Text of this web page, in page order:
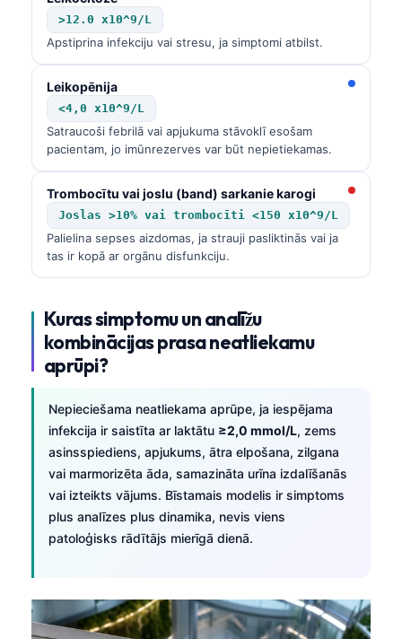
>12.0 x10^9/L
Apstiprina infekciju vai stresu, ja simptomi atbilst.
Leikopēnija
<4,0 x10^9/L
Satraucoši febrilā vai apjukuma stāvoklī esošam
pacientam, jo imūnrezerves var būt nepietiekamas.
Trombocītu vai joslu (band) sarkanie karogi
Joslas >10% vai trombocīti <150 x10^9/L
Palielina sepses aizdomas, ja strauji pasliktinās vai ja
tas ir kopā ar orgānu disfunkciju.
Kuras simptomu un analīžu
kombinācijas prasa neatliekamu
aprūpi?
Nepieciešama neatliekama aprūpe, ja iespējama
infekcija ir saistīta ar laktātu ≥2,0 mmol/L, zems
asinsspiediens, apjukums, ātra elpošana, zilgana
vai marmorizēta āda, samazināta urīna izdalīšanās
vai izteikts vājums. Bīstamais modelis ir simptoms
plus analīzes plus dinamika, nevis viens
patoloģisks rādītājs mierīgā dienā.